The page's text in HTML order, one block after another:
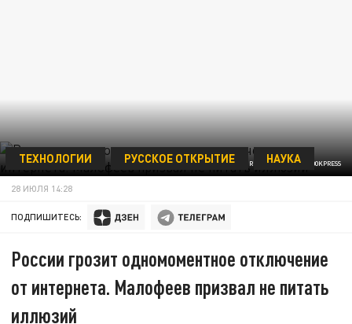
VLADIMIR ANDREEV/GLOBALLOOKPRESS
ТЕХНОЛОГИИ РУССКОЕ ОТКРЫТИЕ НАУКА
28 ИЮЛЯ 14:28
ПОДПИШИТЕСЬ:
России грозит одномоментное отключение
от интернета. Малофеев призвал не питать
иллюзий